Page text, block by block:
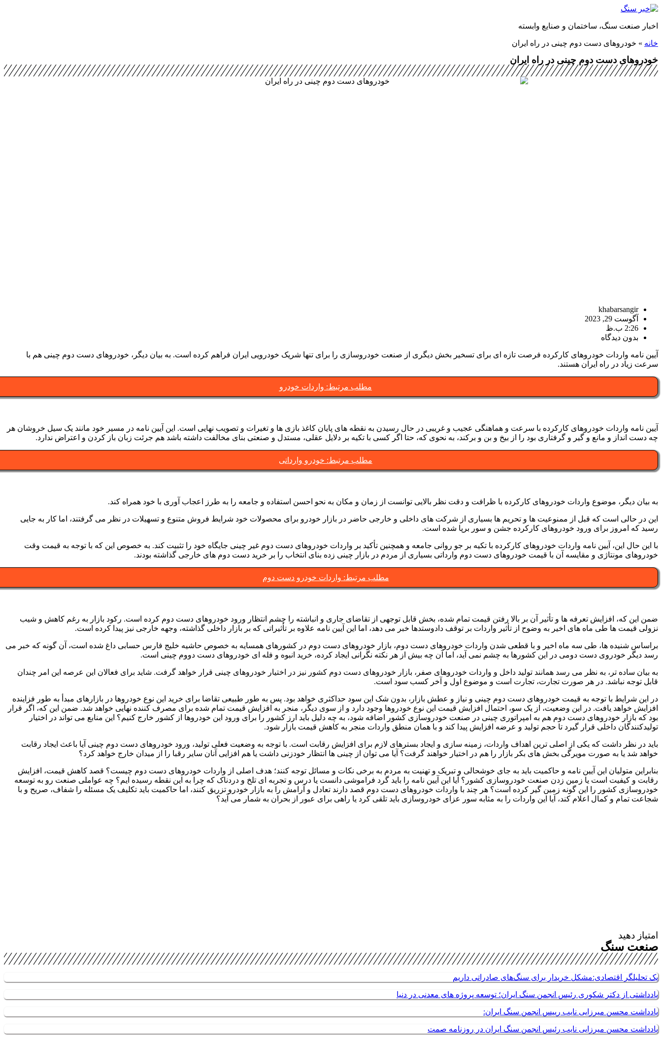
پرش
محتوا
اخبار صنعت سنگ، ساختمان و صنایع وابسته
خانه » خودروهای دست دوم چینی در راه ایران
خودروهای دست دوم چینی در راه ایران
khabarsangir
آگوست 29, 2023
2:26 ب.ظ
بدون دیدگاه
آیین نامه واردات خودروهای کارکرده فرصت تازه ای برای تسخیر بخش دیگری از صنعت خودروسازی را برای تنها شریک خودرویی ایران فراهم کرده است. به بیان دیگر، خودروهای دست دوم چینی هم با
سرعت زیاد در راه ایران هستند.
مطلب مرتبط: واردات خودرو
آیین نامه واردات خودروهای کارکرده با سرعت و هماهنگی عجیب و غریبی در حال رسیدن به نقطه های پایان کاغذ بازی ها و تغیرات و تصویب نهایی است. این آیین نامه در مسیر خود مانند یک سیل خروشان هر
چه دست انداز و مانع و گیر و گرفتاری بود را از بیخ و بن و برکند، به نحوی که، حتا اگر کسی با تکیه بر دلایل عقلی، مستدل و صنعتی بنای مخالفت داشته باشد هم جرئت زبان باز کردن و اعتراض ندارد.
مطلب مرتبط: خودرو وارداتی
به بیان دیگر، موضوع واردات خودروهای کارکرده با ظرافت و دقت نظر بالایی توانست از زمان و مکان به نحو احسن استفاده و جامعه را به طرز اعجاب آوری با خود همراه کند.
این در حالی است که قبل از ممنوعیت ها و تحریم ها بسیاری از شرکت های داخلی و خارجی حاضر در بازار خودرو برای محصولات خود شرایط فروش متنوع و تسهیلات در نظر می گرفتند، اما کار به جایی
رسید که امروز برای ورود خودروهای کارکرده جشن و سور برپا شده است.
با این حال این، آیین نامه واردات خودروهای کارکرده با تکیه بر جو روانی جامعه و همچنین تأکید بر واردات خودروهای دست دوم غیر چینی جایگاه خود را تثبیت کند. به خصوص این که با توجه به قیمت وقت
خودروهای مونتاژی و مقایسه آن با قیمت خودروهای دست دوم وارداتی بسیاری از مردم در بازار چینی زده بنای انتخاب را بر خرید دست دوم های خارجی گذاشته بودند.
مطلب مرتبط: واردات خودرو دست دوم
ضمن این که، افزایش تعرفه ها و تأثیر آن بر بالا رفتن قیمت تمام شده، بخش قابل توجهی از تقاضای جاری و انباشته را چشم انتظار ورود خودروهای دست دوم کرده است. رکود بازار به رغم کاهش و شیب
نزولی قیمت ها طی ماه های اخیر به وضوح از تأثیر واردات بر توقف دادوستدها خبر می دهد، اما این آیین نامه علاوه بر تأثیراتی که بر بازار داخلی گذاشته، وجهه خارجی نیز پیدا کرده است.
براساس شنیده ها، طی سه ماه اخیر و با قطعی شدن واردات خودروهای دست دوم، بازار خودروهای دست دوم در کشورهای همسایه به خصوص حاشیه خلیج فارس حسابی داغ شده است، آن گونه که خبر می
رسد دیگر خودروی دست دومی در این کشورها به چشم نمی آید، اما آن چه بیش از هر نکته نگرانی ایجاد کرده، خرید انبوه و فله ای خودروهای دست دووم چینی است.
به بیان ساده تر، به نظر می رسد همانند تولید داخل و واردات خودروهای صفر، بازار خودروهای دست دوم کشور نیز در اختیار خودروهای چینی قرار خواهد گرفت. شاید برای فعالان این عرصه این امر چندان
قابل توجه نباشد. در هر صورت تجارت، تجارت است و موضوع اول و آخر کسب سود است.
در این شرایط با توجه به قیمت خودروهای دست دوم چینی و نیاز و عطش بازار، بدون شک این سود حداکثری خواهد بود. پس به طور طبیعی تقاضا برای خرید این نوع خودروها در بازارهای مبدأ به طور فزاینده
افزایش خواهد یافت. در این وضعیت، از یک سو، احتمال افزایش قیمت این نوع خودروها وجود دارد و از سوی دیگر، منجر به افزایش قیمت تمام شده برای مصرف کننده نهایی خواهد شد. ضمن این که، اگر قرار
بود که بازار خودروهای دست دوم هم به امپراتوری چینی در صنعت خودروسازی کشور اضافه شود، به چه دلیل باید ارز کشور را برای ورود این خودروها از کشور خارج کنیم؟ این منابع می تواند در اختیار
تولیدکنندگان داخلی قرار گیرد تا حجم تولید و عرضه افزایش پیدا کند و با همان منطق واردات منجر به کاهش قیمت بازار شود.
باید در نظر داشت که یکی از اصلی ترین اهداف واردات، زمینه سازی و ایجاد بسترهای لازم برای افزایش رقابت است. با توجه به وضعیت فعلی تولید، ورود خودروهای دست دوم چینی آیا باعث ایجاد رقابت
خواهد شد یا به صورت مویرگی بخش های بکر بازار را هم در اختیار خواهند گرفت؟ آیا می توان از چینی ها انتظار خودزنی داشت یا هم افزایی آنان سایر رقبا را از میدان خارج خواهد کرد؟
بنابراین متولیان این آیین نامه و حاکمیت باید به جای خوشحالی و تبریک و تهنیت به مردم به برخی نکات و مسائل توجه کنند؛ هدف اصلی از واردات خودروهای دست دوم چیست؟ قصد کاهش قیمت، افزایش
رقابت و کیفیت است یا زمین زدن صنعت خودروسازی کشور؟ آیا این آیین نامه را باید گرد فراموشی دانست یا درس و تجربه ای تلخ و دردناک که چرا به این نقطه رسیده ایم؟ چه عواملی صنعت رو به توسعه
خودروسازی کشور را این گونه زمین گیر کرده است؟ هر چند با واردات خودروهای دست دوم قصد دارند تعادل و آرامش را به بازار خودرو تزریق کنند، اما حاکمیت باید تکلیف یک مسئله را شفاف، صریح و با
شجاعت تمام و کمال اعلام کند، آیا این واردات را به مثابه سور عزای خودروسازی باید تلقی کرد یا راهی برای عبور از بحران به شمار می آید؟
امتیاز دهید
صنعت سنگ
یک تحلیلگر اقتصادی:مشکل خریدار برای سنگ‌های صادراتی داریم
یادداشتی از دکتر شکوری رئیس انجمن سنگ ایران؛ توسعه پروژه های معدنی در دنیا
یادداشت محسن میرزایی نایب رییس انجمن سنگ ایران:
یادداشت محسن میرزایی نایب رئیس انجمن سنگ ایران در روزنامه صمت